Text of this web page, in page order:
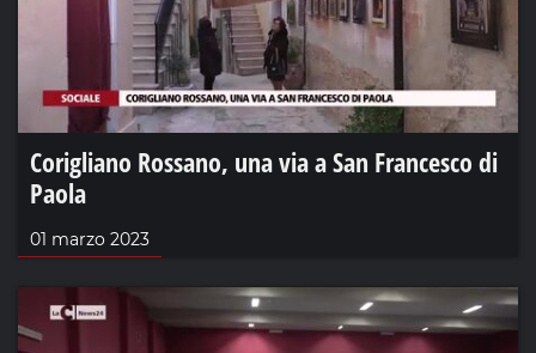
Corigliano Rossano, una via a San Francesco di
Paola
01 marzo 2023